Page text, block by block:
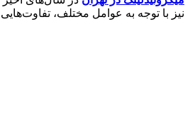
نیز با توجه به عوامل مختلف، تفاوت‌هایی